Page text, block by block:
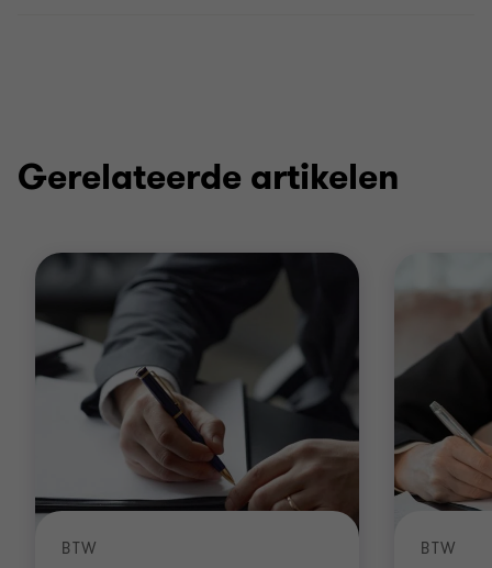
Gerelateerde artikelen
BTW BTW